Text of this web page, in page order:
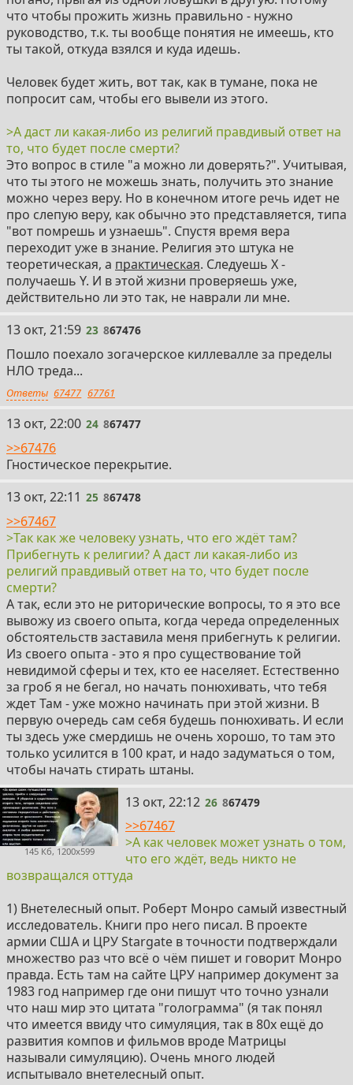
что чтобы прожить жизнь правильно - нужно
руководство, т.к. ты вообще понятия не имеешь, кто
ты такой, откуда взялся и куда идешь.
Человек будет жить, вот так, как в тумане, пока не
попросит сам, чтобы его вывели из этого.
>А даст ли какая-либо из религий правдивый ответ на
то, что будет после смерти?
Это вопрос в стиле "а можно ли доверять?". Учитывая,
что ты этого не можешь знать, получить это знание
можно через веру. Но в конечном итоге речь идет не
про слепую веру, как обычно это представляется, типа
"вот помрешь и узнаешь". Спустя время вера
переходит уже в знание. Религия это штука не
теоретическая, а практическая. Следуешь Х -
получаешь Y. И в этой жизни проверяешь уже,
действительно ли это так, не наврали ли мне.
23
13 окт, 21:59 23 867476
Пошло поехало зогачерское киллевалле за пределы
НЛО треда...
Ответы 67477 67761
24
13 окт, 22:00 24 867477
>>67476
Гностическое перекрытие.
25
13 окт, 22:11 25 867478
>>67467
>Так как же человеку узнать, что его ждёт там?
Прибегнуть к религии? А даст ли какая-либо из
религий правдивый ответ на то, что будет после
смерти?
А так, если это не риторические вопросы, то я это все
вывожу из своего опыта, когда череда определенных
обстоятельств заставила меня прибегнуть к религии.
Из своего опыта - это я про существование той
невидимой сферы и тех, кто ее населяет. Естественно
за гроб я не бегал, но начать понюхивать, что тебя
ждет Там - уже можно начинать при этой жизни. В
первую очередь сам себя будешь понюхивать. И если
ты здесь уже смердишь не очень хорошо, то там это
только усилится в 100 крат, и надо задуматься о том,
чтобы начать стирать штаны.
145 Кб, 1200x599
26
13 окт, 22:12 26 867479
>>67467
>А как человек может узнать о том,
что его ждёт, ведь никто не
возвращался оттуда
1) Внетелесный опыт. Роберт Монро самый известный
исследователь. Книги про него писал. В проекте
армии США и ЦРУ Stargate в точности подтверждали
множество раз что всё о чём пишет и говорит Монро
правда. Есть там на сайте ЦРУ например документ за
1983 год например где они пишут что точно узнали
что наш мир это цитата "голограмма" (я так понял
что имеется ввиду что симуляция, так в 80х ещё до
развития компов и фильмов вроде Матрицы
называли симуляцию). Очень много людей
испытывало внетелесный опыт.